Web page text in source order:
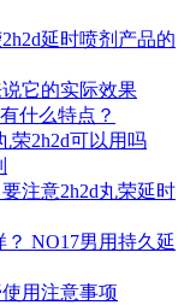
延时喷剂产品的
它的实际效果
什么特点？
荣2h2d可以用吗
注意2h2d丸荣延时
NO17男用持久延
用注意事项